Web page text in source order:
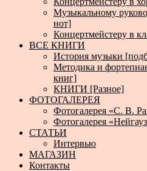
Музыкальному
нот]
Концертмейстеру в
ВСЕ КНИГИ
История музыки
Методика и
книг]
КНИГИ [Разное]
ФОТОГАЛЕРЕЯ
Фотогалерея «С. В.
Фотогалерея
СТАТЬИ
Интервью
МАГАЗИН
Контакты